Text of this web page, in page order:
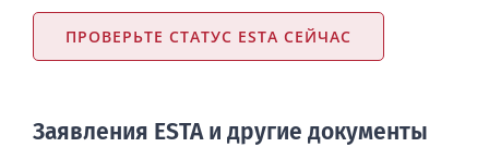
ПРОВЕРЬТЕ СТАТУС ESTA СЕЙЧАС
Заявления ESTA и другие документы